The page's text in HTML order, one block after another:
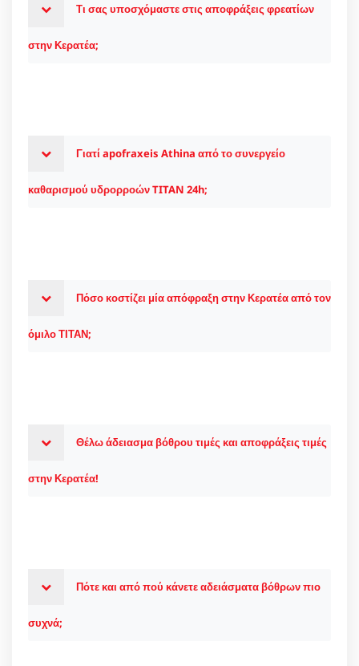
Τι σας υποσχόμαστε στις αποφράξεις φρεατίων
στην Κερατέα;
Γιατί apofraxeis Athina από το συνεργείο
καθαρισμού υδρορροών TITAN 24h;
Πόσο κοστίζει μία απόφραξη στην Κερατέα από τον
όμιλο ΤΙΤΑΝ;
Θέλω άδειασμα βόθρου τιμές και αποφράξεις τιμές
στην Κερατέα!
Πότε και από πού κάνετε αδειάσματα βόθρων πιο
συχνά;